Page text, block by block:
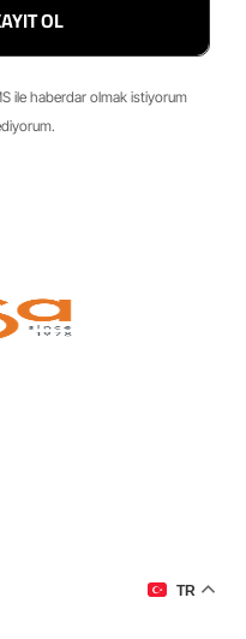
OL
ile haberdar olmak istiyorum
TR